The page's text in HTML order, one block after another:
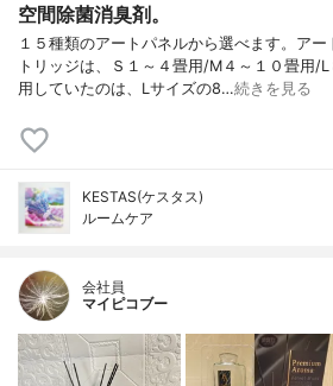
空間除菌消臭剤。
１５種類のアートパネルから選べます。ア
トリッジは、Ｓ１～４畳用/M４～１０畳用/
用していたのは、Lサイズの8…続きを見る
KESTAS(ケスタス)
ルームケア
会社員
マイピコブー